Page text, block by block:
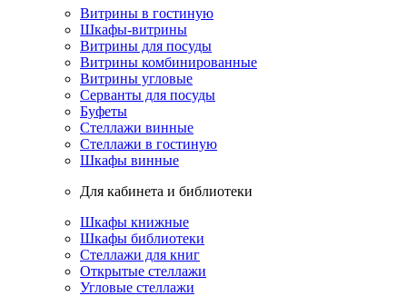
Витрины в гостиную
Шкафы-витрины
Витрины для посуды
Витрины комбинированные
Витрины угловые
Серванты для посуды
Буфеты
Стеллажи винные
Стеллажи в гостиную
Шкафы винные
Для кабинета и библиотеки
Шкафы книжные
Шкафы библиотеки
Стеллажи для книг
Открытые стеллажи
Угловые стеллажи